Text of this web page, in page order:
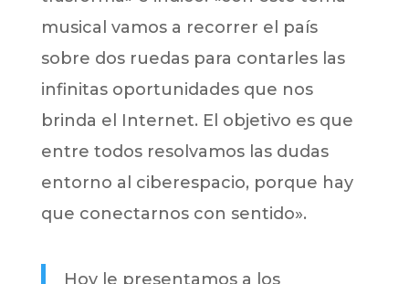
musical vamos a recorrer el país
sobre dos ruedas para contarles las
infinitas oportunidades que nos
brinda el Internet. El objetivo es que
entre todos resolvamos las dudas
entorno al ciberespacio, porque hay
que conectarnos con sentido».
Hoy le presentamos a los